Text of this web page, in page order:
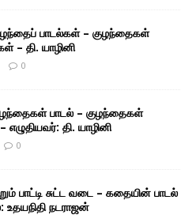
பாடல்கள் – குழந்தைகள்
– தி. யாழினி
0
பாடல் – குழந்தைகள்
தி. யாழினி
0
பாட்டி சுட்ட வடை – கதையின் பாடல்
உதயநிதி நடராஜன்